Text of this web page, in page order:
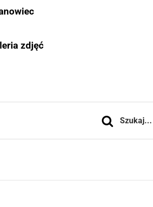
zdjęć
Szukaj